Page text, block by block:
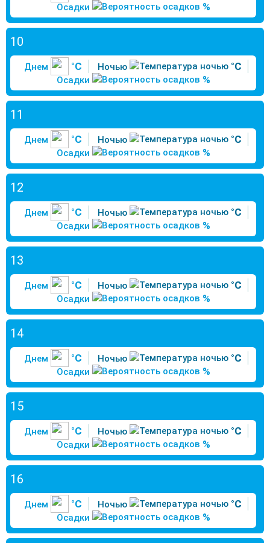
Осадки %
10
Днем °C Ночью °C
Осадки %
11
Днем °C Ночью °C
Осадки %
12
Днем °C Ночью °C
Осадки %
13
Днем °C Ночью °C
Осадки %
14
Днем °C Ночью °C
Осадки %
15
Днем °C Ночью °C
Осадки %
16
Днем °C Ночью °C
Осадки %